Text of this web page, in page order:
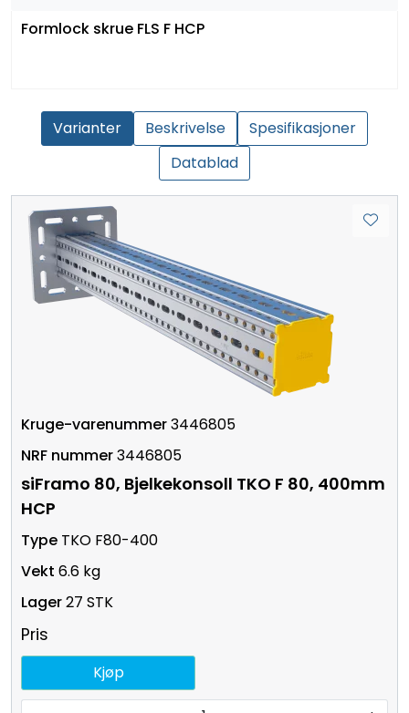
Formlock skrue FLS F HCP
Varianter Beskrivelse
Spesifikasjoner
Datablad
3446805
3446805
siFramo 80, Bjelkekonsoll TKO F 80, 400mm
HCP
TKO F80-400
6.6 kg
27 STK
Pris
Kjøp